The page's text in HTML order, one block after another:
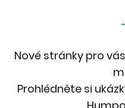
Nové stránky pro
Prohlédněte si